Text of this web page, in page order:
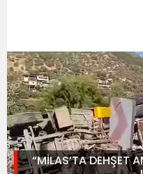
“MİLAS’TA DEHŞET